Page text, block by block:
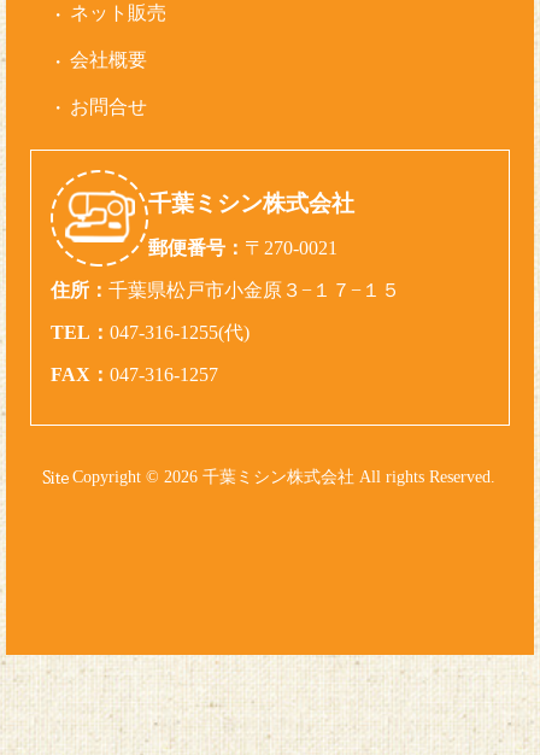
ネット販売
会社概要
お問合せ
千葉ミシン株式会社
郵便番号： 〒270-0021
住所： 千葉県松戸市小金原３−１７−１５
TEL： 047-316-1255(代)
FAX： 047-316-1257
Copyright © 2026 千葉ミシン株式会社 All rights Reserved.